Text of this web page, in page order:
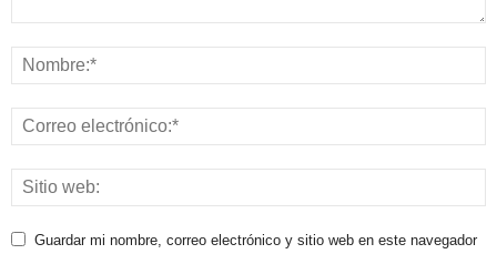
Guardar mi nombre, correo electrónico y sitio web en este navegador